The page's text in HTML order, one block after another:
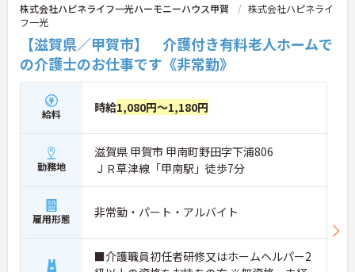
株式会社ハピネライフ一光ハーモニーハウス甲賀
株式会社ハピネライ
フ一光
【滋賀県／甲賀市】 介護付き有料老人ホームで
の介護士のお仕事です《非常勤》
給料 時給1,080円～1,180円
勤務地
滋賀県 甲賀市 甲南町野田字下浦806
ＪＲ草津線「甲南駅」徒歩7分
雇用形態 非常勤・パート・アルバイト
■介護職員初任者研修又はホームヘルパー2